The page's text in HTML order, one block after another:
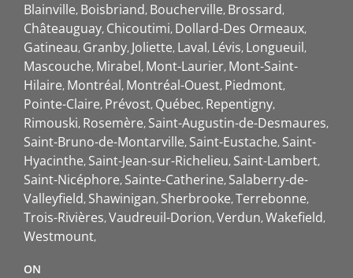
Blainville Boisbriand Boucherville Brossard
Châteauguay Chicoutimi Dollard-Des Ormeaux
Gatineau Granby Joliette Laval Lévis Longueuil
Mascouche Mirabel Mont-Laurier Mont-Saint-
Hilaire Montréal Montréal-Ouest Piedmont
Pointe-Claire Prévost Québec Repentigny
Rimouski Rosemère Saint-Augustin-de-Desmaures
Saint-Bruno-de-Montarville Saint-Eustache Saint-
Hyacinthe Saint-Jean-sur-Richelieu Saint-Lambert
Saint-Nicéphore Sainte-Catherine Salaberry-de-
Valleyfield Shawinigan Sherbrooke Terrebonne
Trois-Rivières Vaudreuil-Dorion Verdun Wakefield
Westmount
ON